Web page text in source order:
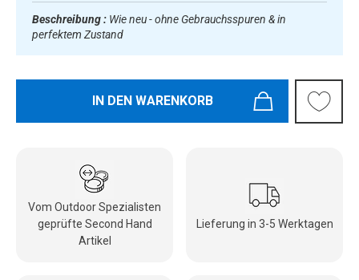
Beschreibung : Wie neu - ohne Gebrauchsspuren & in
perfektem Zustand
IN DEN WARENKORB
Vom Outdoor Spezialisten
geprüfte Second Hand
Artikel
Lieferung in 3-5 Werktagen